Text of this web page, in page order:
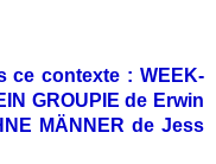
ce contexte : WEEK-
GROUPIE de Erwin
MÄNNER de Jess